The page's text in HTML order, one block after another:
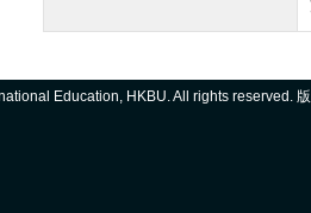
Education, HKBU. All rights reserved.